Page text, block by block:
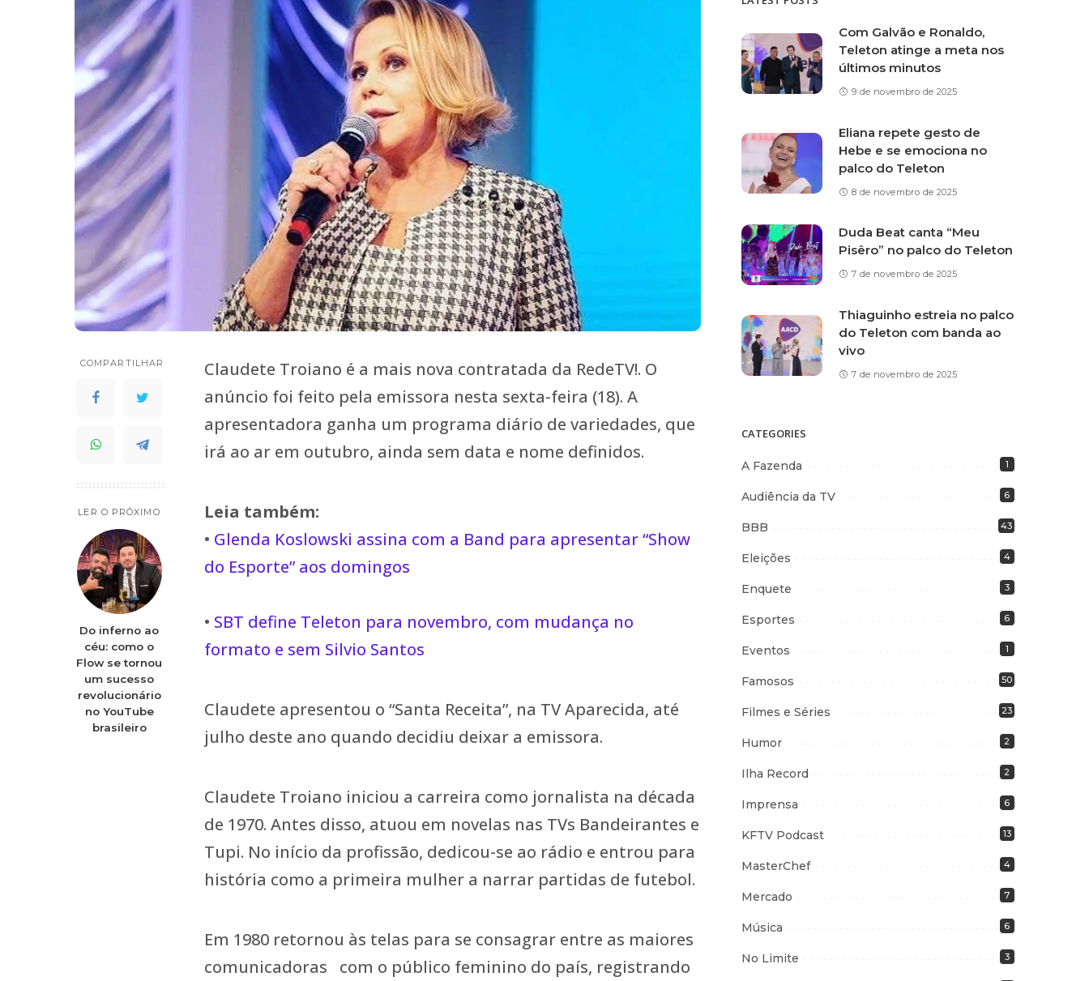
COMPARTILHAR
LER O PRÓXIMO
Do inferno ao
céu: como o
Flow se tornou
um sucesso
revolucionário
no YouTube
brasileiro
Claudete Troiano é a mais nova contratada da RedeTV!. O
anúncio foi feito pela emissora nesta sexta-feira (18). A
apresentadora ganha um programa diário de variedades, que
irá ao ar em outubro, ainda sem data e nome definidos.
Leia também:
• Glenda Koslowski assina com a Band para apresentar “Show
do Esporte” aos domingos
• SBT define Teleton para novembro, com mudança no
formato e sem Silvio Santos
Claudete apresentou o “Santa Receita”, na TV Aparecida, até
julho deste ano quando decidiu deixar a emissora.
Claudete Troiano iniciou a carreira como jornalista na década
de 1970. Antes disso, atuou em novelas nas TVs Bandeirantes e
Tupi. No início da profissão, dedicou-se ao rádio e entrou para
história como a primeira mulher a narrar partidas de futebol.
Em 1980 retornou às telas para se consagrar entre as maiores
comunicadoras com o público feminino do país, registrando
Com Galvão e Ronaldo,
Teleton atinge a meta nos
últimos minutos
9 de novembro de 2025
Eliana repete gesto de
Hebe e se emociona no
palco do Teleton
8 de novembro de 2025
Duda Beat canta “Meu
Pisêro” no palco do Teleton
7 de novembro de 2025
Thiaguinho estreia no palco
do Teleton com banda ao
vivo
7 de novembro de 2025
CATEGORIES
A Fazenda 1
Audiência da TV 6
BBB 43
Eleições 4
Enquete 3
Esportes 6
Eventos 1
Famosos 50
Filmes e Séries 23
Humor 2
Ilha Record 2
Imprensa 6
KFTV Podcast 13
MasterChef 4
Mercado 7
Música 6
No Limite 3